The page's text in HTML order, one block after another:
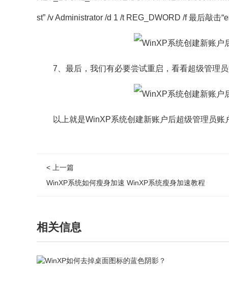
st” /v Administrator /d 1 /t REG_DWORD /f 最后敲击
7、最后，我们有必要尝试重启，看看超级管理员
以上就是WinXP系统创建新账户后超级管理员账
< 上一篇
WinXP系统如何瘦身加速 WinXP系统瘦身加速教程
相关信息